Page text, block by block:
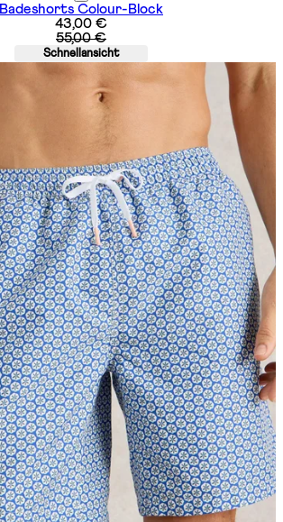
Badeshorts Colour-Block
Aktueller Preis: 43,00 €.
43,00 €
55,00 €
Schnellansicht